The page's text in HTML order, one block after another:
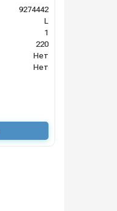
9274442
L
1
220
Нет
Нет